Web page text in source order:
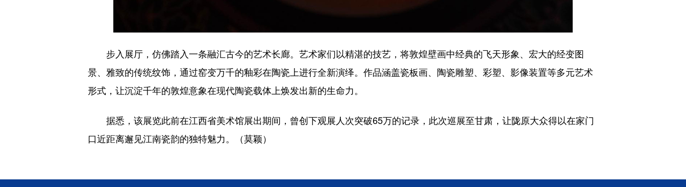
步入展厅，仿佛踏入一条融汇古今的艺术长廊。艺术家们以精湛的技艺，将敦煌壁画中经典的飞天形象、宏大的经变图
景、雅致的传统纹饰，通过窑变万千的釉彩在陶瓷上进行全新演绎。作品涵盖瓷板画、陶瓷雕塑、彩塑、影像装置等多元艺术
形式，让沉淀千年的敦煌意象在现代陶瓷载体上焕发出新的生命力。
据悉，该展览此前在江西省美术馆展出期间，曾创下观展人次突破65万的记录，此次巡展至甘肃，让陇原大众得以在家门
口近距离邂见江南瓷韵的独特魅力。（莫颖）